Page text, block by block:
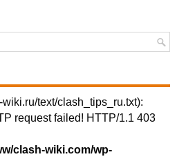
text/clash_tips_ru.txt):
request failed! HTTP/1.1 403
clash-wiki.com/wp-